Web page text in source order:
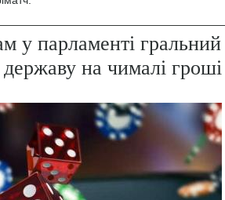
у парламенті гральний
державу на чималі гроші